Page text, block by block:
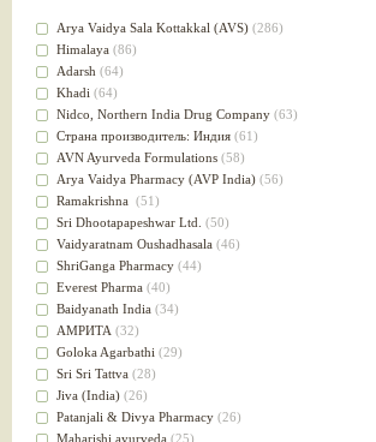
Лечит опухоли и отеки(46)
Для медитации
выводит токсины
Для здоровья печени
Для тела(39)
для очищения крови(38)
При диабете(38)
Антиоксидант(37)
Для Капха(Кафа) доши
От паразитов(37)
При расстройстве желудка (36)
Успокоительное(36)
Для глаз(34)
от геморроя(34)
Противовоспалительное
Для Питта доши(32)
Для сердца(32)
Для сосудов головного мозга
Для полости рта(32)
Дефицит железа(31)
Arya Vaidya Sala Kottakkal (AVS) (286)
Himalaya (86)
Adarsh (64)
Khadi (64)
Nidсo, Northern India Drug Company (63)
Страна производитель: Индия (61)
AVN Ayurveda Formulations (58)
Arya Vaidya Pharmacy (AVP India) (56)
Ramakrishna (51)
Sri Dhootapapeshwar Ltd. (50)
Vaidyaratnam Oushadhasala (46)
ShriGanga Pharmacy (44)
Everest Pharma (40)
Baidyanath India (34)
АМРИТА (32)
Goloka Agarbathi (29)
Sri Sri Tattva (28)
Jiva (India) (26)
Patanjali & Divya Pharmacy (26)
Maharishi ayurveda (25)